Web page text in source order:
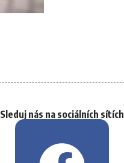
Sleduj nás na sociálních sítích